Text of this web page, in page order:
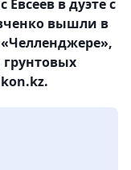
в дуэте с
вышли в